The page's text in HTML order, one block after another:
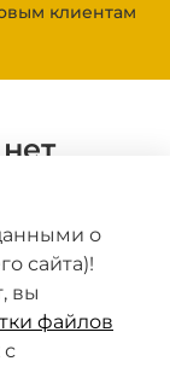
клиентам
о
сайта)!
вы
файлов
с